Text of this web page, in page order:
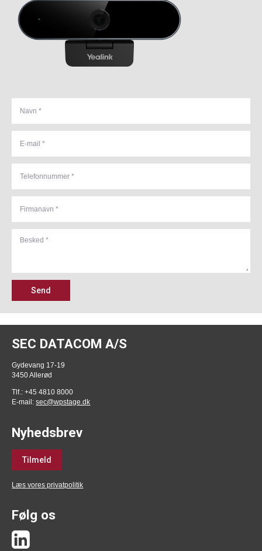
Send
SEC DATACOM A/S
Gydevang 17-19
3450 Allerød
Tlf.: +45 4810 8000
E-mail:sec@wpstage.dk
Nyhedsbrev
Tilmeld
Læs vores privatpolitik
Følg os